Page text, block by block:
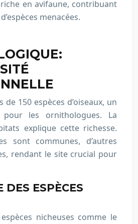
en avifaune, contribuant
menacées.
de 150 espèces d’oiseaux, un
les ornithologues. La
explique cette richesse.
sont communes, d’autres
rendant le site crucial pour
DES ESPÈCES
nicheuses comme le